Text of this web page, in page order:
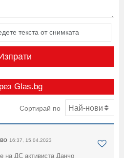
Glas.bg
Сортирай по
16:37, 15.04.2023
на ДС активиста Данчо